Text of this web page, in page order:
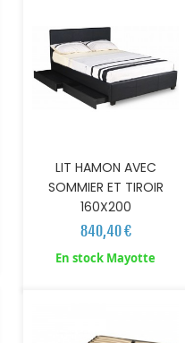
LIT HAMON AVEC
SOMMIER ET TIROIR
160X200
840,40 €
En stock Mayotte
AJOUTER AU PANIER